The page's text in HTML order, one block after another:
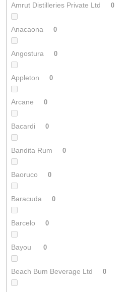
Amrut Distilleries Private Ltd 0
Anacaona 0
Angostura 0
Appleton 0
Arcane 0
Bacardi 0
Bandita Rum 0
Baoruco 0
Baracuda 0
Barcelo 0
Bayou 0
Beach Bum Beverage Ltd 0